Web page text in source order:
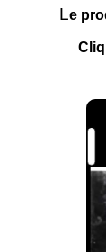
Le